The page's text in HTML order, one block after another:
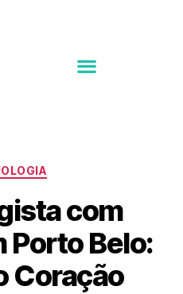
com
Porto Belo:
Coração